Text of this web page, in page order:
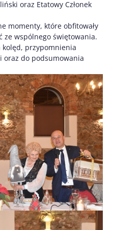
oraz Etatowy Członek
momenty, które obfitowały
ze wspólnego świętowania.
kolęd, przypomnienia
oraz do podsumowania